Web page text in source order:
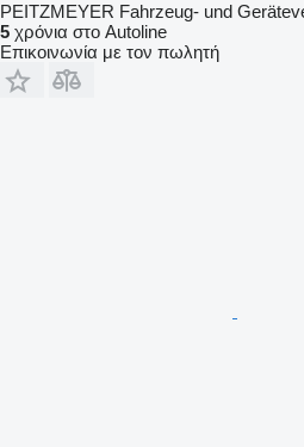
PEITZMEYER Fahrzeug- und
5 χρόνια στο Autoline
Επικοινωνία με τον πωλητή